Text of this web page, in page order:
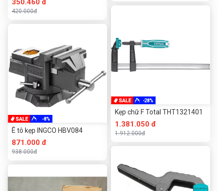
350.460 đ
420.000đ
-8%
Ê tô kẹp INGCO HBV084
871.000 đ
938.000đ
-28%
Kẹp chữ F Total THT1321401
1.381.050 đ
1.912.000đ